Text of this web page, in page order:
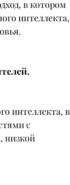
в котором
интеллекта,
интеллекта, в
с
низкой